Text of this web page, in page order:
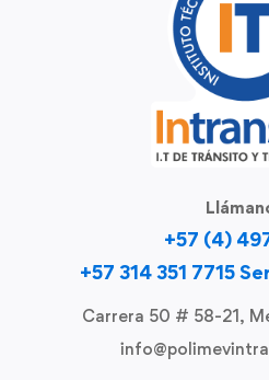
+57 (4)
+57 314 351 7715
Carrera 50 # 58-21,